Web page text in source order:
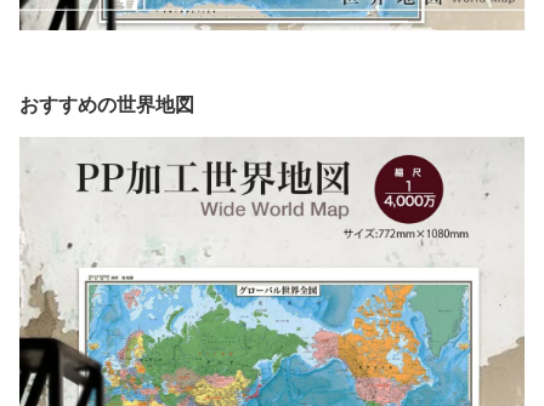
おすすめの世界地図